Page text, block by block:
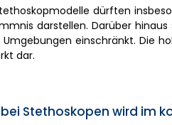
dürften
darstellen. Darüber
Umgebungen einschränkt. Die
dar.
Stethoskopen wird im